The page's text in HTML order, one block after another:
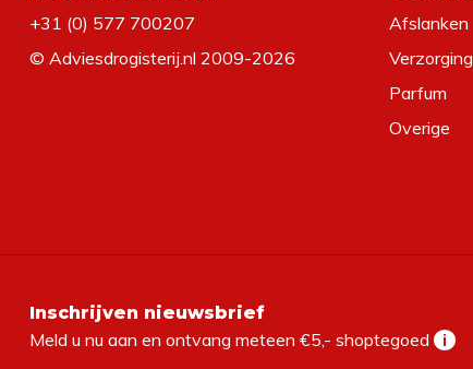
+31 (0) 577 700207
© Adviesdrogisterij.nl 2009-2026
Afslanken
Verzorging
Parfum
Overige
Inschrijven nieuwsbrief
Meld u nu aan en ontvang meteen €5,- shoptegoed i